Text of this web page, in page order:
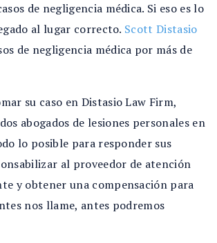
de negligencia médica. Si eso es lo
al lugar correcto. Scott Distasio
de negligencia médica por más de
su caso en Distasio Law Firm,
abogados de lesiones personales en
lo posible para responder sus
al proveedor de atención
y obtener una compensación para
nos llame, antes podremos